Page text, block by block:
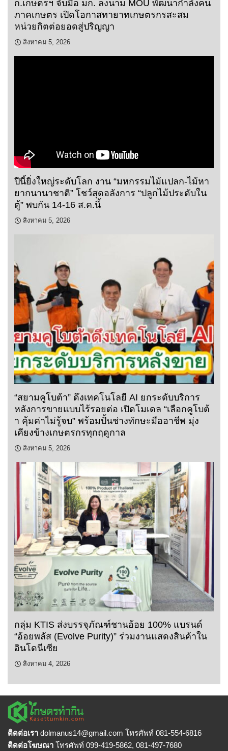
ก.เกษตรฯ จับมือ มก. ลงนาม MOU พัฒนากำลังคน
ภาคเกษตร เปิดโอกาสทายาทเกษตรกรสะสม
หน่วยกิตต่อยอดสู่ปริญญา
สิงหาคม 5, 2026
ปีนี้ยิ่งใหญ่ระดับโลก งาน “มหกรรมไม้แปลก-ไม้หา
ยากนานาชาติ” โชว์สุดอลังการ “ปลูกไม้ประดับใน
ตู้” พบกัน 14-16 ส.ค.นี้
สิงหาคม 5, 2026
“สยามคูโบต้า” ดึงเทคโนโลยี AI ยกระดับบริการ
หลังการขายแบบไร้รอยต่อ เปิดโมเดล “เลือกคูโบต้
า คุ้มค่าไม่รู้จบ” พร้อมปั้นช่างทักษะมืออาชีพ มุ่ง
เคียงข้างเกษตรกรทุกฤดูกาล
สิงหาคม 5, 2026
กลุ่ม KTIS ส่งบรรจุภัณฑ์ชานอ้อย 100% แบรนด์
“อ้อยพลัส (Evolve Purity)” ร่วมงานแสดงสินค้าใน
อินโดนีเซีย
สิงหาคม 4, 2026
ติดต่อเรา dolmanus14@gmail.com โทรศัพท์ 081-554-6816
ติดต่อโฆษณา โทรศัพท์ 099-419-5862, 081-497-7680